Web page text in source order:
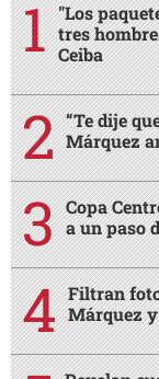
"Los
tres
Ceiba
“Te dije
Márquez
Copa
a un paso
Filtran
Márquez y